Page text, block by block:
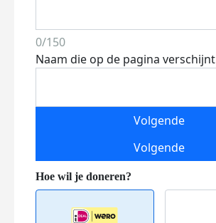
0/150
Naam die op de pagina verschijnt
Volgende
Volgende